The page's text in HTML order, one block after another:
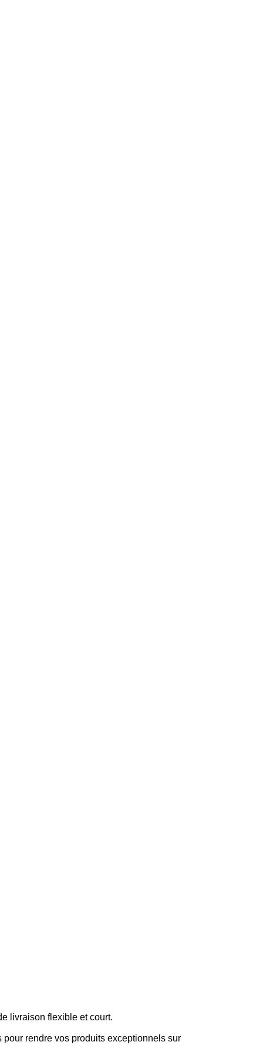
livraison flexible et court.
rendre vos produits exceptionnels sur